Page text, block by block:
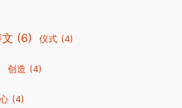
(6) 仪式 (4)
创造 (4)
(4)